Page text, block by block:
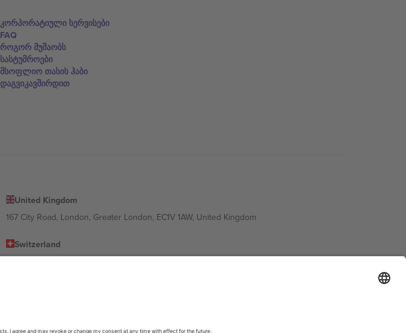
კორპორატიული სერვისები
FAQ
როგორ მუშაობს
სასტუმროები
მსოფლიო თასის ჰაბი
დაგვიკავშირდით
United Kingdom
167 City Road, London, Greater London, EC1V 1AW, United Kingdom
Switzerland